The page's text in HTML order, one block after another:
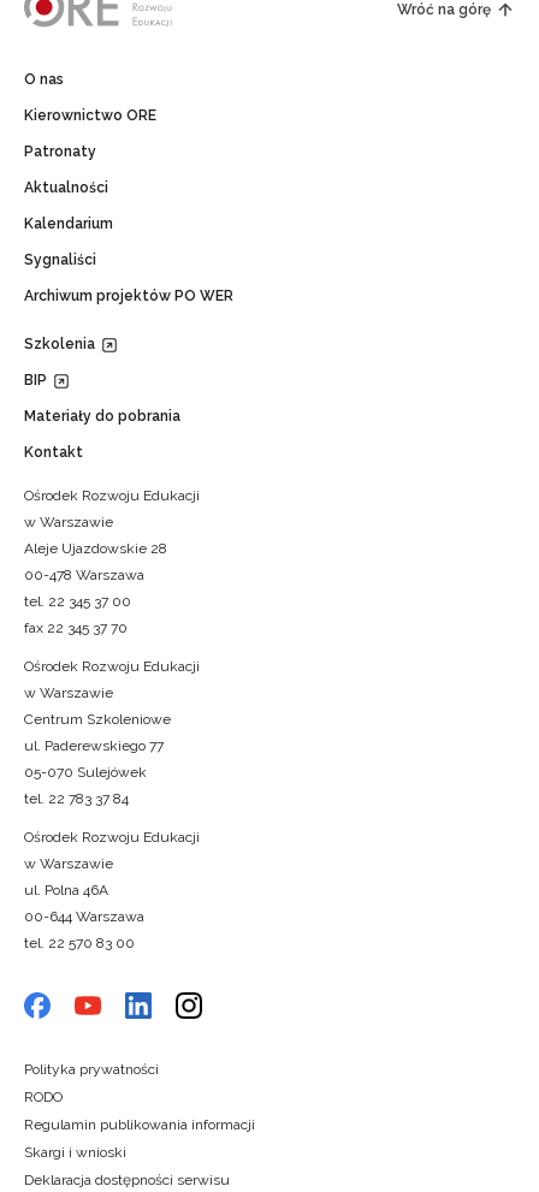
Wróć na górę
O nas
Kierownictwo ORE
Patronaty
Aktualności
Kalendarium
Sygnaliści
Archiwum projektów PO WER
Szkolenia
BIP
Materiały do pobrania
Kontakt
Ośrodek Rozwoju Edukacji
w Warszawie
Aleje Ujazdowskie 28
00-478 Warszawa
tel. 22 345 37 00
fax 22 345 37 70
Ośrodek Rozwoju Edukacji
w Warszawie
Centrum Szkoleniowe
ul. Paderewskiego 77
05-070 Sulejówek
tel. 22 783 37 84
Ośrodek Rozwoju Edukacji
w Warszawie
ul. Polna 46A
00-644 Warszawa
tel. 22 570 83 00
Polityka prywatności
RODO
Regulamin publikowania informacji
Skargi i wnioski
Deklaracja dostępności serwisu